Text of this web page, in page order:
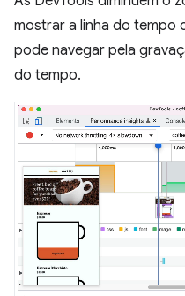
mostrar a linha do tempo
pode navegar pela
do tempo.